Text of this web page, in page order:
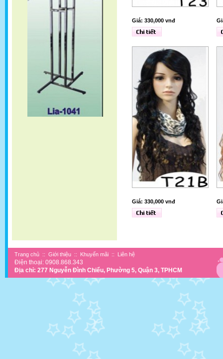
Giá: 330,000 vnđ
Giá: 330,000 vnđ
Trang chủ :: Giới thiệu :: Khuyến mãi :: Liên hệ
Điện thoại: 0908.868.343
Địa chỉ: 277 Nguyễn Đình Chiểu, Phường 5, Quận 3, TPHCM